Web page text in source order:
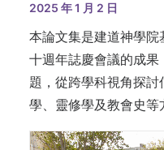
2025 年 1 月 2 日
本論文集是建道神學
十週年誌慶會議的成
題，從跨學科視角探
學、靈修學及教會史等